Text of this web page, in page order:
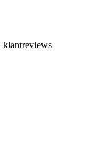
klantreviews